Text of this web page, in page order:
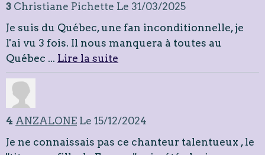
3 Christiane Pichette Le 31/03/2025
Je suis du Québec, une fan inconditionnelle, je
l'ai vu 3 fois. Il nous manquera à toutes au
Québec ... Lire la suite
4 ANZALONE Le 15/12/2024
Je ne connaissais pas ce chanteur talentueux , le